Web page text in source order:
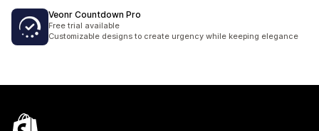
Veonr Countdown Pro
Free trial available
Customizable designs to create urgency while keeping elegance